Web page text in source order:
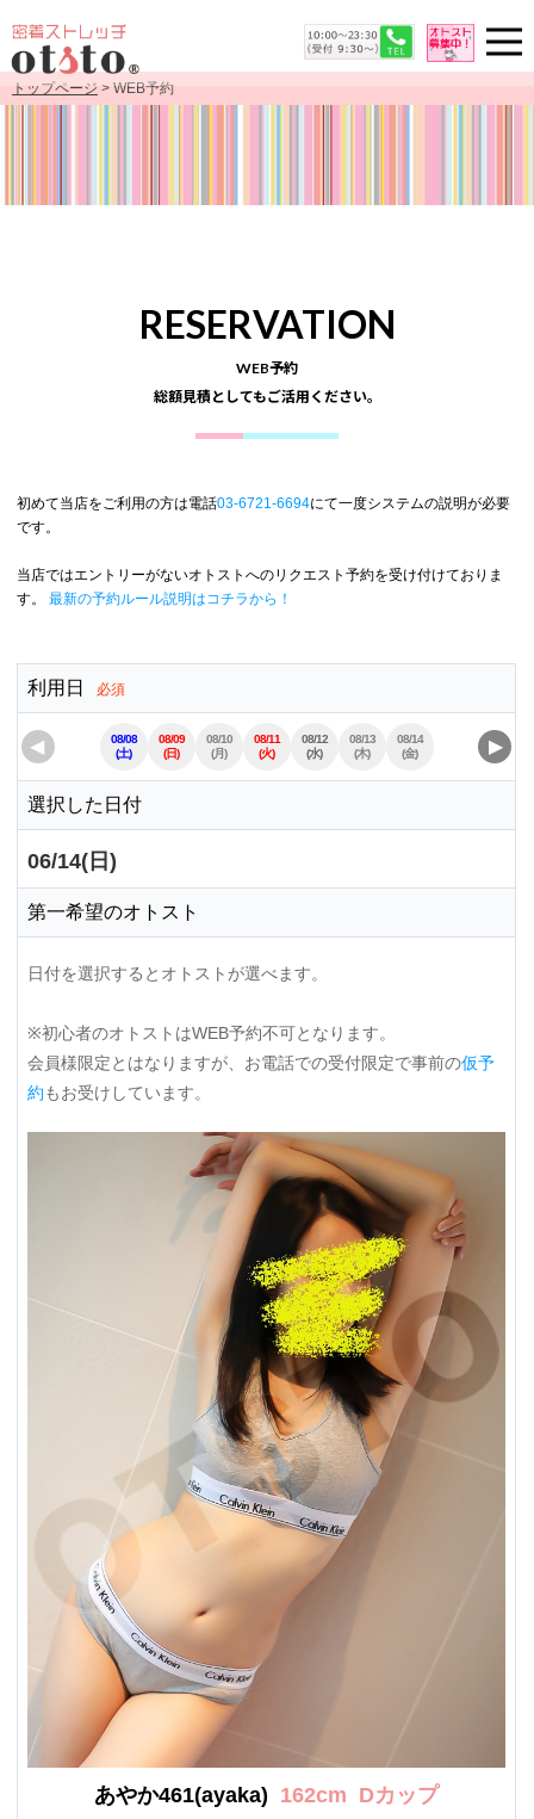
トップページ > WEB予約
RESERVATION
WEB予約
総額見積としてもご活用ください。
初めて当店をご利用の方は電話03-6721-6694にて一度システムの説明が必要
です。
当店ではエントリーがないオトストへのリクエスト予約を受け付けておりま
す。
最新の予約ルール説明はコチラから！
利用日 必須
◀
08/08
(土)
08/09
(日)
08/10
(月)
08/11
(火)
08/12
(水)
08/13
(木)
08/14
(金)
08/16
(日)
▶
選択した日付
06/14(日)
第一希望のオトスト
日付を選択するとオトストが選べます。
※初心者のオトストはWEB予約不可となります。
会員様限定とはなりますが、お電話での受付限定で事前の仮予
約もお受けしています。
あやか461(ayaka) 162cm Dカップ